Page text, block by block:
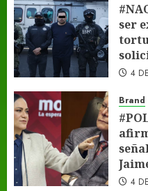
ser
4
Brand
4